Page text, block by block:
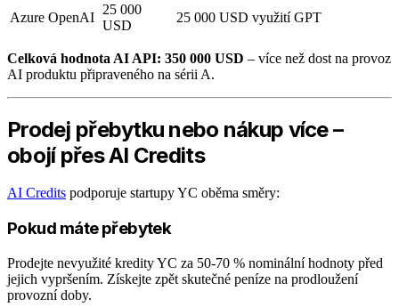
Azure OpenAI
25 000
USD
25 000 USD využití GPT
Celková hodnota AI API: 350 000 USD – více než dost na provoz
AI produktu připraveného na sérii A.
Prodej přebytku nebo nákup více –
obojí přes AI Credits
AI Credits podporuje startupy YC oběma směry:
Pokud máte přebytek
Prodejte nevyužité kredity YC za 50-70 % nominální hodnoty před
jejich vypršením. Získejte zpět skutečné peníze na prodloužení
provozní doby.